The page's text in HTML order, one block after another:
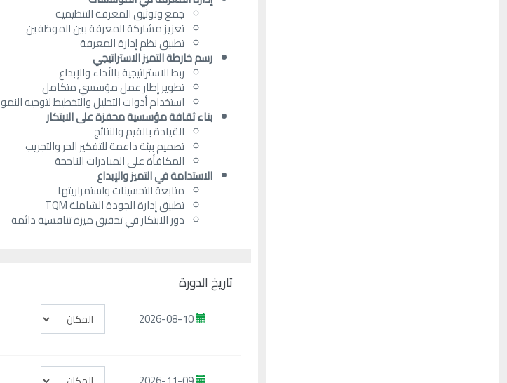
جمع وتوثيق المعرفة التنظيمية
تعزيز مشاركة المعرفة بين الموظفين
تطبيق نظم إدارة المعرفة
رسم خارطة التميز الاستراتيجي
ربط الاستراتيجية بالأداء والإبداع
تطوير إطار عمل مؤسسي متكامل
استخدام أدوات التحليل والتخطيط لتوجيه النمو
بناء ثقافة مؤسسية محفزة على الابتكار
القيادة بالقيم والنتائج
تصميم بيئة داعمة للتفكير الحر والتجريب
المكافأة على المبادرات الناجحة
الاستدامة في التميز والإبداع
متابعة التحسينات واستمراريتها
تطبيق إدارة الجودة الشاملة TQM
دور الابتكار في تحقيق ميزة تنافسية دائمة
تاريخ الدورة
2026-08-10